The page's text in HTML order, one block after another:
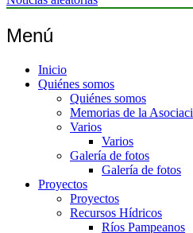
Menú
Inicio
Quiénes somos
Quiénes somos
Memorias de la
Varios
Varios
Galería de fotos
Galería de fotos
Proyectos
Proyectos
Recursos Hídricos
Ríos Pampeanos